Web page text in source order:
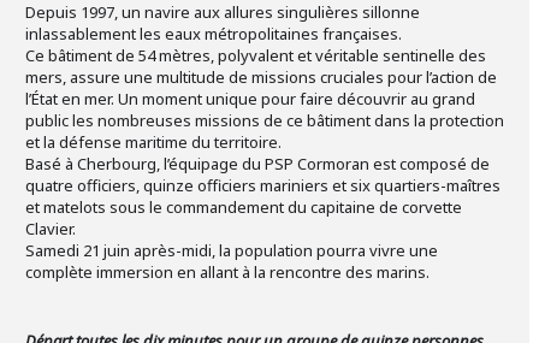
Depuis 1997, un navire aux allures singulières sillonne
inlassablement les eaux métropolitaines françaises.
Ce bâtiment de 54 mètres, polyvalent et véritable sentinelle des
mers, assure une multitude de missions cruciales pour l’action de
l’État en mer. Un moment unique pour faire découvrir au grand
public les nombreuses missions de ce bâtiment dans la protection
et la défense maritime du territoire.
Basé à Cherbourg, l’équipage du PSP Cormoran est composé de
quatre officiers, quinze officiers mariniers et six quartiers-maîtres
et matelots sous le commandement du capitaine de corvette
Clavier.
Samedi 21 juin après-midi, la population pourra vivre une
complète immersion en allant à la rencontre des marins.